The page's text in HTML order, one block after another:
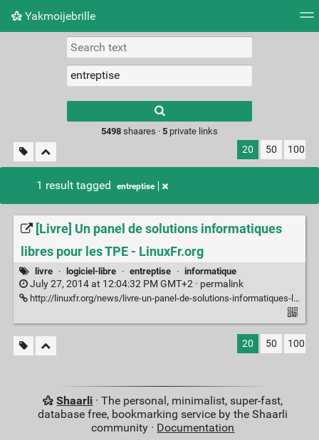
Yakmoijebrille
Picture wall
results.
5498shaares · 5private links
20 50 100
1 result tagged entreptise
[Livre] Un panel de solutions informatiques
libres pour les TPE - LinuxFr.org
livre · logiciel-libre · entreptise · informatique
July 27, 2014 at 12:04:32 PM GMT+2 · permalink
http://linuxfr.org/news/livre-un-panel-de-solutions-informatiques-libres-pour-les-tpe
20 50 100
Shaarli · The personal, minimalist, super-fast,
database free, bookmarking service by the Shaarli
community · Documentation